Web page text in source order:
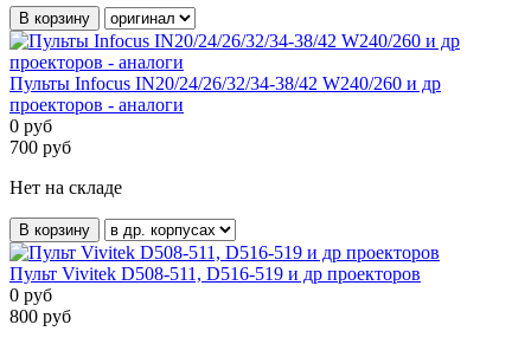
В корзину
Пульты Infocus IN20/24/26/32/34-38/42 W240/260 и др
проекторов - аналоги
0 руб
700 руб
Нет на складе
В корзину
Пульт Vivitek D508-511, D516-519 и др проекторов
0 руб
800 руб